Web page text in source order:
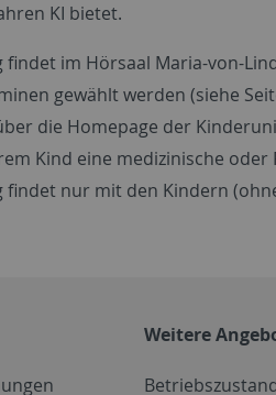
KI bietet.
findet im Hörsaal Maria-von-
gewählt werden (siehe
die Homepage der
Kind eine medizinische oder
findet nur mit den Kindern
Weitere